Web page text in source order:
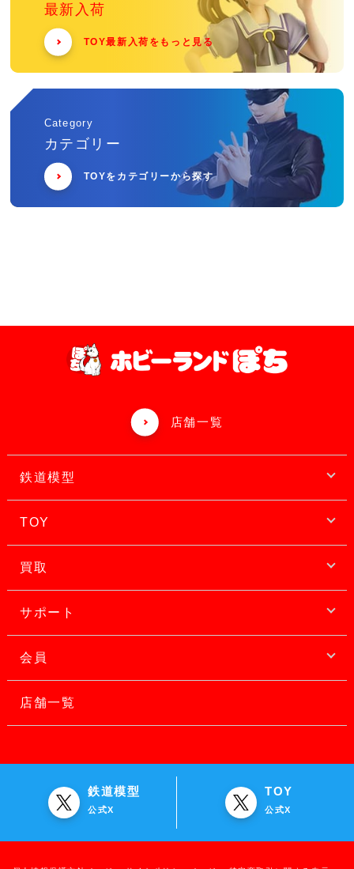
最新入荷
TOY最新入荷をもっと見る
Category
カテゴリー
TOYをカテゴリーから探す
店舗一覧
鉄道模型
TOY
買取
サポート
会員
店舗一覧
鉄道模型
公式X
TOY
公式X